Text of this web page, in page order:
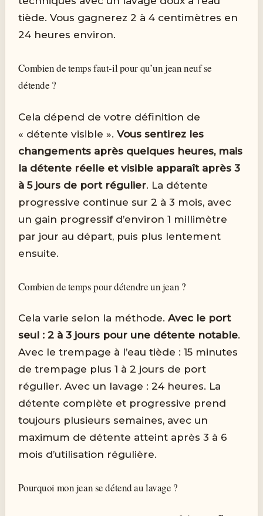
tiède. Vous gagnerez 2 à 4 centimètres en
24 heures environ.
Combien de temps faut-il pour qu’un jean neuf se
détende ?
Cela dépend de votre définition de
« détente visible ».Vous sentirez les
changements après quelques heures, mais
la détente réelle et visible apparaît après 3
à 5 jours de port régulier. La détente
progressive continue sur 2 à 3 mois, avec
un gain progressif d’environ 1 millimètre
par jour au départ, puis plus lentement
ensuite.
Combien de temps pour détendre un jean ?
Cela varie selon la méthode.Avec le port
seul : 2 à 3 jours pour une détente notable.
Avec le trempage à l’eau tiède : 15 minutes
de trempage plus 1 à 2 jours de port
régulier. Avec un lavage : 24 heures. La
détente complète et progressive prend
toujours plusieurs semaines, avec un
maximum de détente atteint après 3 à 6
mois d’utilisation régulière.
Pourquoi mon jean se détend au lavage ?